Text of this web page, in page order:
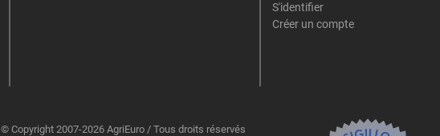
S'identifier
Créer un compte
© Copyright 2007-2026 AgriEuro / Tous droits réservés